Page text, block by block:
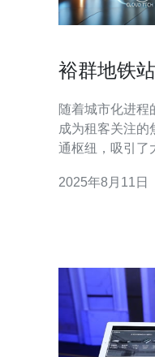
裕群地铁
随着城市化进程
成为租客关注的
通枢纽，吸引了
入分析，并提供
2025年8月11日